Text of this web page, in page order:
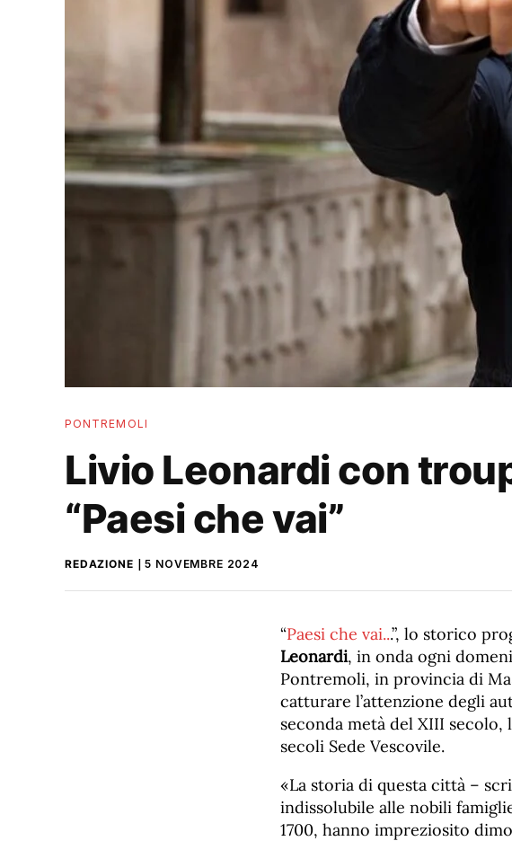
PONTREMOLI
Livio Leonardi con
“Paesi che vai”
REDAZIONE 5 NOVEMBRE 2024
“Paesi che vai...”, lo storico
Leonardi, in onda ogni
Pontremoli, in provincia di
catturare l’attenzione degli
seconda metà del XIII
secoli Sede Vescovile.
«La storia di questa città –
indissolubile alle nobili
1700, hanno impreziosito